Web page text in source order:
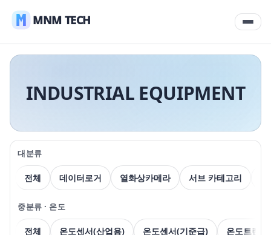
MNM TECH
INDUSTRIAL EQUIPMENT
대분류
전체 데이터로거 열화상카메라 서브 카테고리
중분류 · 온도
전체 온도센서(산업용) 온도센서(기준급) 온도트랜스